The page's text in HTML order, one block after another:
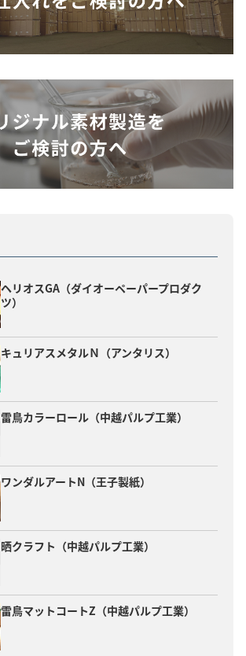
ヘリオスGA（ダイオーペーパープロダク
ツ）
キュリアスメタルＮ（アンタリス）
雷鳥カラーロール（中越パルプ工業）
ワンダルアートN（王子製紙）
晒クラフト（中越パルプ工業）
雷鳥マットコートZ（中越パルプ工業）